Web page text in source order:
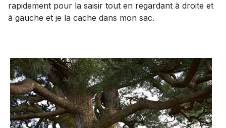
rapidement pour la saisir tout en regardant à droite et
à gauche et je la cache dans mon sac.